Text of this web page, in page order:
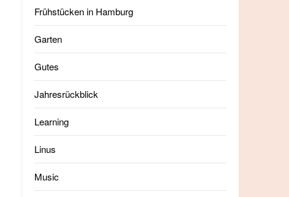
Frühstücken in Hamburg
Garten
Gutes
Jahresrückblick
Learning
Linus
Music